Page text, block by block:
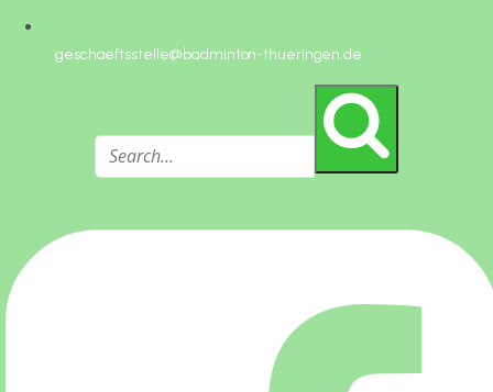
geschaeftsstelle@badminton-thueringen.de